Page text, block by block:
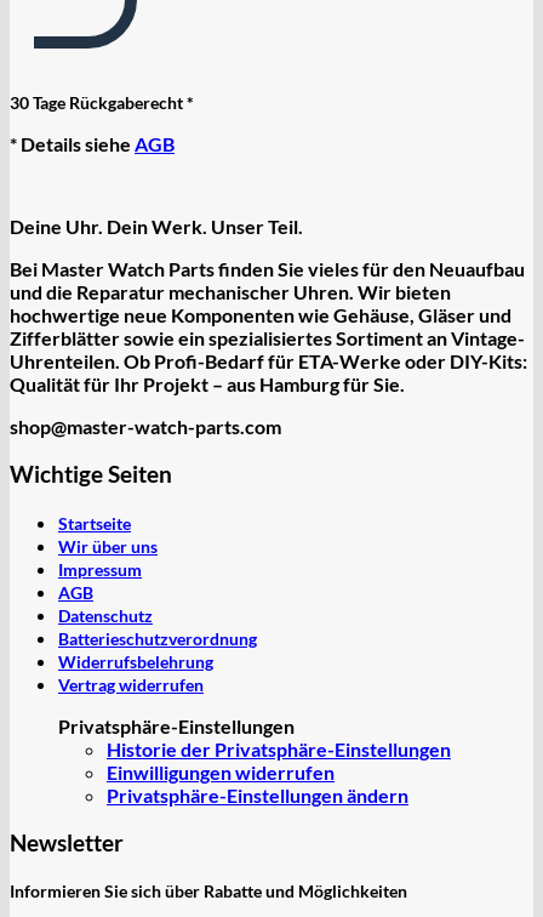
30 Tage Rückgaberecht *
* Details siehe AGB
Deine Uhr. Dein Werk. Unser Teil.
Bei Master Watch Parts finden Sie vieles für den Neuaufbau
und die Reparatur mechanischer Uhren. Wir bieten
hochwertige neue Komponentenwie Gehäuse, Gläser und
Zifferblätter sowie ein spezialisiertes Sortiment anVintage-
Uhrenteilen. Ob Profi-Bedarf für ETA-Werke oder DIY-Kits:
Qualität für Ihr Projekt – aus Hamburg für Sie.
shop@master-watch-parts.com
Wichtige Seiten
Startseite
Wir über uns
Impressum
AGB
Datenschutz
Batterieschutzverordnung
Widerrufsbelehrung
Vertrag widerrufen
Privatsphäre-Einstellungen
Historie der Privatsphäre-Einstellungen
Einwilligungen widerrufen
Privatsphäre-Einstellungen ändern
Newsletter
Informieren Sie sich über Rabatte und Möglichkeiten